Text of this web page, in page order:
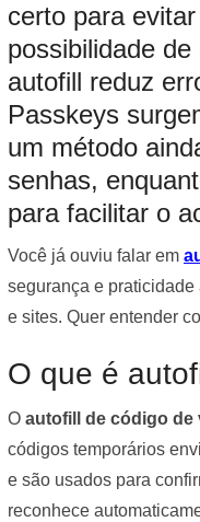
certo para
possibilidade
autofill reduz
Passkeys
um método
senhas,
para facilitar o
Você já ouviu falar em
segurança e
e sites. Quer entender
O que é
O autofill de código de
códigos temporários
e são usados para
reconhece